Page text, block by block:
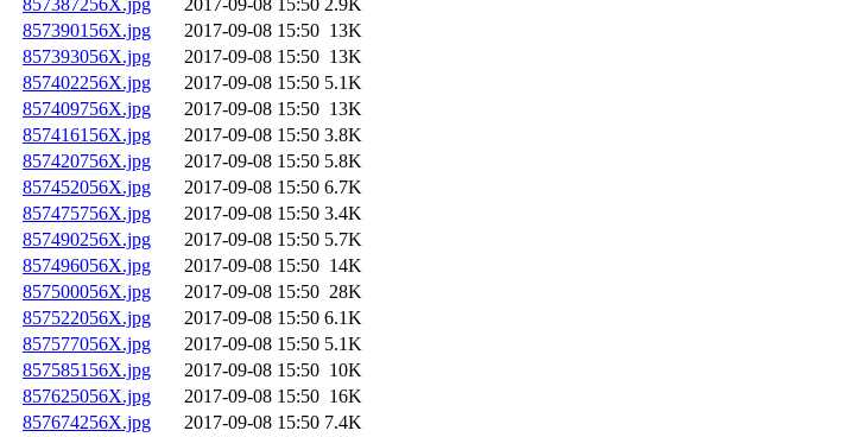
857387256X.jpg
2017-09-08 15:50 2.9K
857390156X.jpg
2017-09-08 15:50 13K
857393056X.jpg
2017-09-08 15:50 13K
857402256X.jpg
2017-09-08 15:50 5.1K
857409756X.jpg
2017-09-08 15:50 13K
857416156X.jpg
2017-09-08 15:50 3.8K
857420756X.jpg
2017-09-08 15:50 5.8K
857452056X.jpg
2017-09-08 15:50 6.7K
857475756X.jpg
2017-09-08 15:50 3.4K
857490256X.jpg
2017-09-08 15:50 5.7K
857496056X.jpg
2017-09-08 15:50 14K
857500056X.jpg
2017-09-08 15:50 28K
857522056X.jpg
2017-09-08 15:50 6.1K
857577056X.jpg
2017-09-08 15:50 5.1K
857585156X.jpg
2017-09-08 15:50 10K
857625056X.jpg
2017-09-08 15:50 16K
857674256X.jpg
2017-09-08 15:50 7.4K